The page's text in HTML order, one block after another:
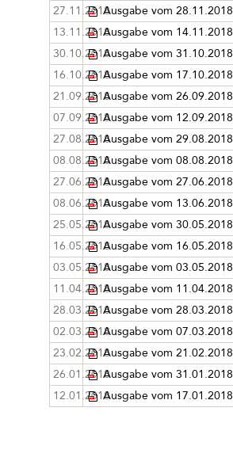
27.11.2018Ausgabe vom 28.11.2018
13.11.2018Ausgabe vom 14.11.2018
30.10.2018Ausgabe vom 31.10.2018
16.10.2018Ausgabe vom 17.10.2018
21.09.2018Ausgabe vom 26.09.2018
07.09.2018Ausgabe vom 12.09.2018
27.08.2018Ausgabe vom 29.08.2018
08.08.2018Ausgabe vom 08.08.2018
27.06.2018Ausgabe vom 27.06.2018
08.06.2018Ausgabe vom 13.06.2018
25.05.2018Ausgabe vom 30.05.2018
16.05.2018Ausgabe vom 16.05.2018
03.05.2018Ausgabe vom 03.05.2018
11.04.2018Ausgabe vom 11.04.2018
28.03.2018Ausgabe vom 28.03.2018
02.03.2018Ausgabe vom 07.03.2018
23.02.2018Ausgabe vom 21.02.2018
26.01.2018Ausgabe vom 31.01.2018
12.01.2018Ausgabe vom 17.01.2018